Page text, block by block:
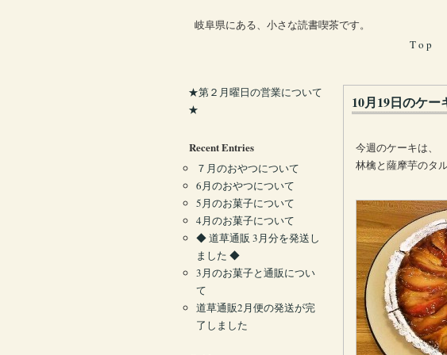
岐阜県にある、小さな読書喫茶です。
T o p
10月19日のケー
今週のケーキは、
林檎と薩摩芋のタ
★第２月曜日の営業について
★
Recent Entries
７月のおやつについて
6月のおやつについて
5月のお菓子について
4月のお菓子について
◆ 道草通販 3月分を発送し
ました ◆
3月のお菓子と通販につい
て
道草通販2月便の発送が完
了しました